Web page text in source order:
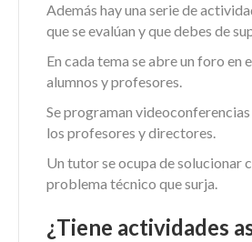
Además hay una serie de
que se evalúan y que debes de
En cada tema se abre un foro en
alumnos y profesores.
Se programan
los profesores y directores.
Un tutor se ocupa de solucionar
problema técnico que surja.
¿Tiene actividades